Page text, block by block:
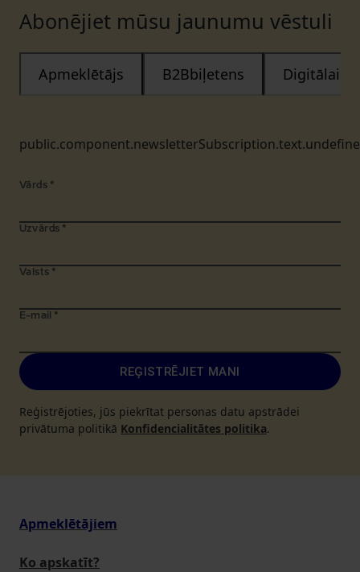
Abonējiet mūsu jaunumu vēstuli
Apmeklētājs B2Bbiļetens Digitālais
Vārds *
Uzvārds *
Valsts *
E-mail *
REĢISTRĒJIET MANI
Reģistrējoties, jūs piekrītat personas datu apstrādei
privātuma politikā Konfidencialitātes politika.
Apmeklētājiem
Ko apskatīt?